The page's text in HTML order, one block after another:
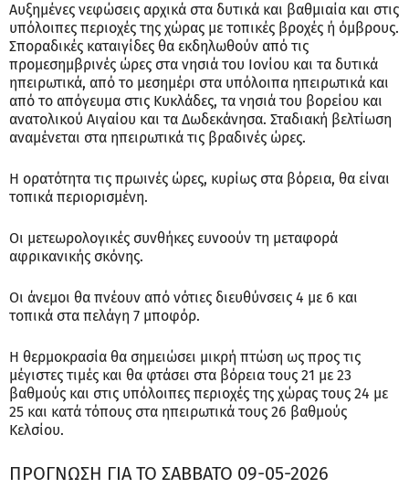
Αυξημένες νεφώσεις αρχικά στα δυτικά και βαθμιαία και στις
υπόλοιπες περιοχές της χώρας με τοπικές βροχές ή όμβρους.
Σποραδικές καταιγίδες θα εκδηλωθούν από τις
προμεσημβρινές ώρες στα νησιά του Ιονίου και τα δυτικά
ηπειρωτικά, από το μεσημέρι στα υπόλοιπα ηπειρωτικά και
από το απόγευμα στις Κυκλάδες, τα νησιά του βορείου και
ανατολικού Αιγαίου και τα Δωδεκάνησα. Σταδιακή βελτίωση
αναμένεται στα ηπειρωτικά τις βραδινές ώρες.
Η ορατότητα τις πρωινές ώρες, κυρίως στα βόρεια, θα είναι
τοπικά περιορισμένη.
Οι μετεωρολογικές συνθήκες ευνοούν τη μεταφορά
αφρικανικής σκόνης.
Οι άνεμοι θα πνέουν από νότιες διευθύνσεις 4 με 6 και
τοπικά στα πελάγη 7 μποφόρ.
Η θερμοκρασία θα σημειώσει μικρή πτώση ως προς τις
μέγιστες τιμές και θα φτάσει στα βόρεια τους 21 με 23
βαθμούς και στις υπόλοιπες περιοχές της χώρας τους 24 με
25 και κατά τόπους στα ηπειρωτικά τους 26 βαθμούς
Κελσίου.
ΠΡΟΓΝΩΣΗ ΓΙΑ ΤΟ ΣΑΒΒΑΤΟ 09-05-2026